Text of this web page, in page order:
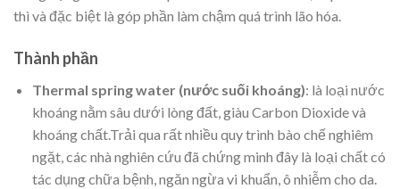
thì và đặc biệt là góp phần làm chậm quá trình lão hóa.
Thành phần
Thermal spring water (nước suối khoáng): là loại nước
khoáng nằm sâu dưới lòng đất, giàu Carbon Dioxide và
khoáng chất.Trải qua rất nhiều quy trình bào chế nghiêm
ngặt, các nhà nghiên cứu đã chứng minh đây là loại chất có
tác dụng chữa bệnh, ngăn ngừa vi khuẩn, ô nhiễm cho da.